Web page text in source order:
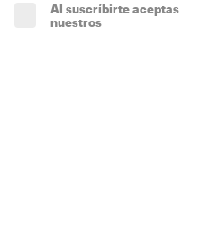
Al suscríbirte aceptas
nuestros